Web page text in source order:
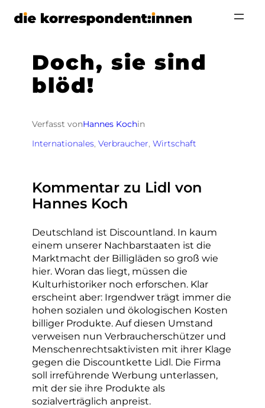
Zum
Doch, sie sind
blöd!
Verfasst vonHannes Kochin
Internationales, Verbraucher, Wirtschaft
Kommentar zu Lidl von
Hannes Koch
Deutschland ist Discountland. In kaum
einem unserer Nachbarstaaten ist die
Marktmacht der Billigläden so groß wie
hier. Woran das liegt, müssen die
Kulturhistoriker noch erforschen. Klar
erscheint aber: Irgendwer trägt immer die
hohen sozialen und ökologischen Kosten
billiger Produkte. Auf diesen Umstand
verweisen nun Verbraucherschützer und
Menschenrechtsaktivisten mit ihrer Klage
gegen die Discountkette Lidl. Die Firma
soll irreführende Werbung unterlassen,
mit der sie ihre Produkte als
sozialverträglich anpreist.